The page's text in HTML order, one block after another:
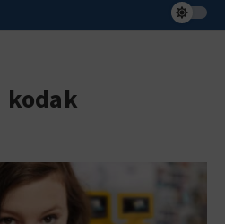
kodak